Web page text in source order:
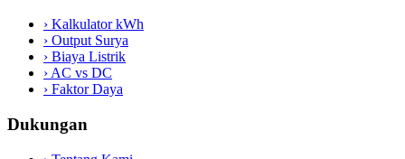
› Kalkulator kWh
› Output Surya
› Biaya Listrik
› AC vs DC
› Faktor Daya
Dukungan